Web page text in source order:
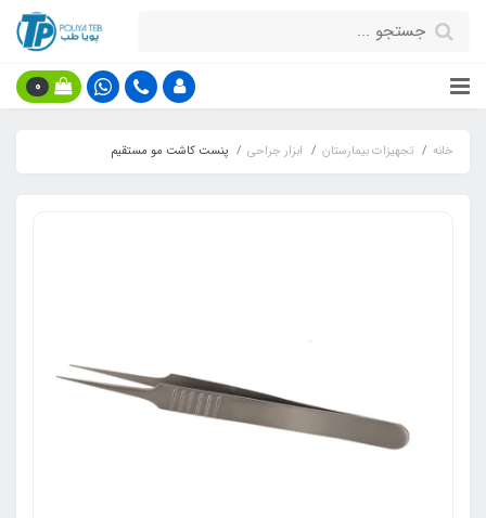
0
خانه تجهیزات بیمارستان ابزار جراحی پنست کاشت مو مستقیم